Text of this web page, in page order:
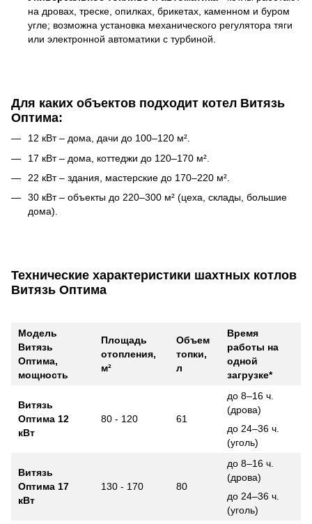
на дровах, треске, опилках, брикетах, каменном и буром
угле; возможна установка механического регулятора тяги
или электронной автоматики с турбиной.
Для каких объектов подходит котел Витязь
Оптима:
12 кВт – дома, дачи до 100–120 м².
17 кВт – дома, коттеджи до 120–170 м².
22 кВт – здания, мастерские до 170–220 м².
30 кВт – объекты до 220–300 м² (цеха, склады, большие
дома).
Технические характеристики шахтных котлов
Витязь Оптима
Модель
Витязь
Оптима,
мощность
Площадь
отопления,
м²
Объем
топки,
л
Время
работы на
одной
загрузке*
Витязь
Оптима 12
кВт
80 - 120 61
до 8–16 ч.
(дрова)
до 24–36 ч.
(уголь)
Витязь
Оптима 17
кВт
130 - 170 80
до 8–16 ч.
(дрова)
до 24–36 ч.
(уголь)